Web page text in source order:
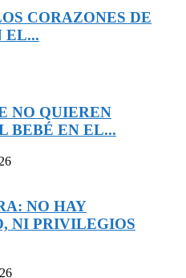
CORAZONES DE
EL...
NO QUIEREN
BEBÉ EN EL...
NO HAY
NI PRIVILEGIOS